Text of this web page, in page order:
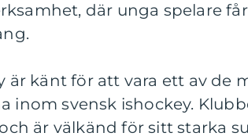
där unga spelare
är känt för att vara ett av de
inom svensk ishockey.
är välkänd för sitt starka